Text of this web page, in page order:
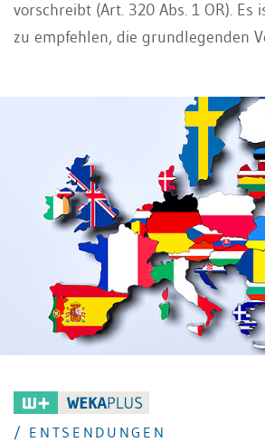
vorschreibt (Art. 320 Abs. 1 OR). Es
zu empfehlen, die grundlegenden
/ ENTSENDUNGEN